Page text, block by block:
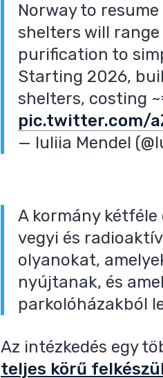
Norway to
shelters will
purification to
Starting 2026,
shelters, costing
pic.twitter.com/
— Iuliia Mendel
A kormány
vegyi és
olyanokat,
nyújtanak, és
parkolóházakból
Az intézkedés egy
teljes körű